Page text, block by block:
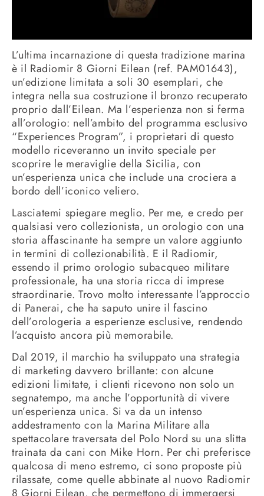
L’ultima incarnazione di questa tradizione marina
è il Radiomir 8 Giorni Eilean (ref. PAM01643),
un’edizione limitata a soli 30 esemplari, che
integra nella sua costruzione il bronzo recuperato
proprio dall’Eilean. Ma l’esperienza non si ferma
all’orologio: nell’ambito del programma esclusivo
“Experiences Program”, i proprietari di questo
modello riceveranno un invito speciale per
scoprire le meraviglie della Sicilia, con
un’esperienza unica che include una crociera a
bordo dell’iconico veliero.
Lasciatemi spiegare meglio. Per me, e credo per
qualsiasi vero collezionista, un orologio con una
storia affascinante ha sempre un valore aggiunto
in termini di collezionabilità. E il Radiomir,
essendo il primo orologio subacqueo militare
professionale, ha una storia ricca di imprese
straordinarie. Trovo molto interessante l’approccio
di Panerai, che ha saputo unire il fascino
dell’orologeria a esperienze esclusive, rendendo
l’acquisto ancora più memorabile.
Dal 2019, il marchio ha sviluppato una strategia
di marketing davvero brillante: con alcune
edizioni limitate, i clienti ricevono non solo un
segnatempo, ma anche l’opportunità di vivere
un’esperienza unica. Si va da un intenso
addestramento con la Marina Militare alla
spettacolare traversata del Polo Nord su una slitta
trainata da cani con Mike Horn. Per chi preferisce
qualcosa di meno estremo, ci sono proposte più
rilassate, come quelle abbinate al nuovo Radiomir